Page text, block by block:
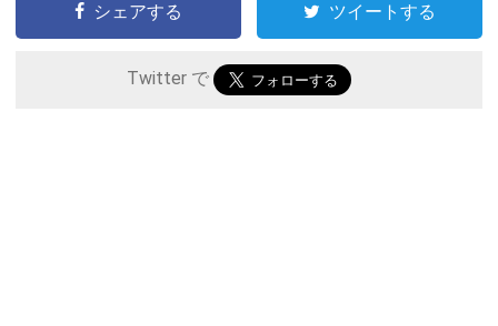
シェアする ツイートする
Twitter で